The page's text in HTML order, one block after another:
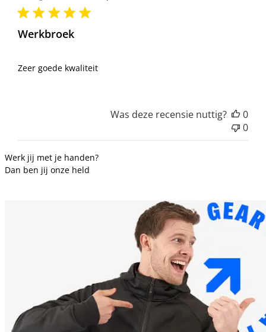
Werkbroek
Zeer goede kwaliteit
Was deze recensie nuttig?
0
0
Werk jij met je handen?
Dan ben jij onze held